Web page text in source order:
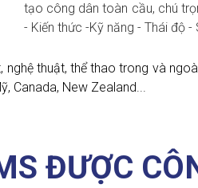
tạo công dân toàn cầu, chú
- Kiến thức -Kỹ năng - Thái độ -
thuật, thể thao trong và
Canada, New Zealand...
ĐƯỢC